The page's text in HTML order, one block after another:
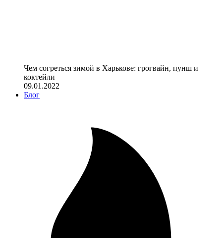
Чем согреться зимой в Харькове: грогвайн, пунш и
коктейли
09.01.2022
Блог